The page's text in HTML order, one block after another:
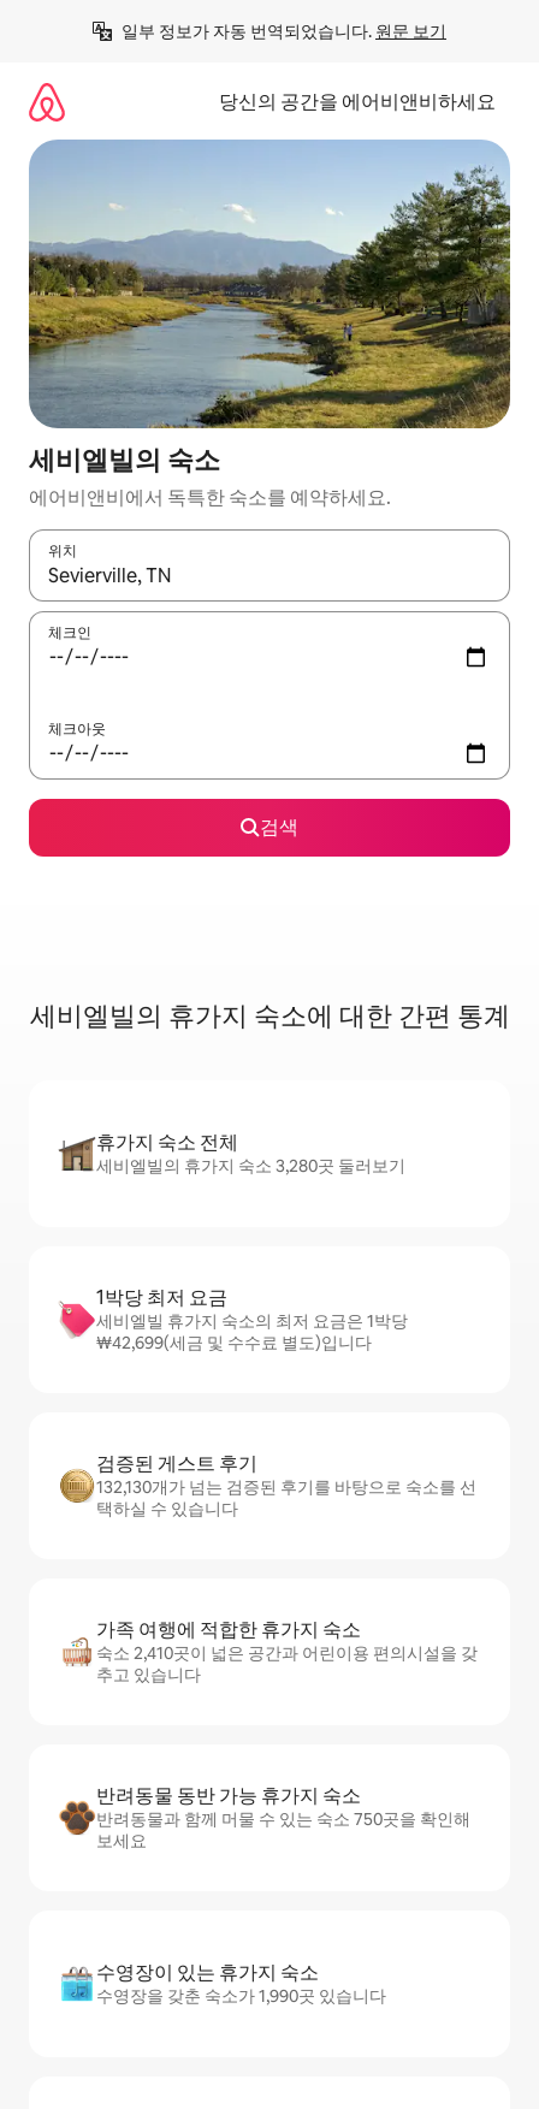
일부 정보가 자동 번역되었습니다. 원문 보기
당신의 공간을 에어비앤비하세요
세비엘빌의 숙소
에어비앤비에서 독특한 숙소를 예약하세요.
위치
결과가 나오면 위·아래 화살표 키를 사용하거나 터치 또는 스와이
체크인
체크아웃
검색
세비엘빌의 휴가지 숙소에 대한 간편 통계
휴가지 숙소 전체
세비엘빌의 휴가지 숙소 3,280곳 둘러보기
1박당 최저 요금
세비엘빌 휴가지 숙소의 최저 요금은 1박당
₩42,699(세금 및 수수료 별도)입니다
검증된 게스트 후기
132,130개가 넘는 검증된 후기를 바탕으로 숙소를 선
택하실 수 있습니다
가족 여행에 적합한 휴가지 숙소
숙소 2,410곳이 넓은 공간과 어린이용 편의시설을 갖
추고 있습니다
반려동물 동반 가능 휴가지 숙소
반려동물과 함께 머물 수 있는 숙소 750곳을 확인해
보세요
수영장이 있는 휴가지 숙소
수영장을 갖춘 숙소가 1,990곳 있습니다